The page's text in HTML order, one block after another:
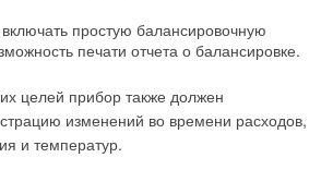
простую балансировочную
печати отчета о балансировке.
целей прибор также должен
изменений во времени расходов,
и температур.
Уведомления отключены